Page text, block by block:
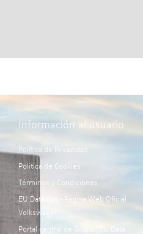
Información al usuario
Política de Privacidad
Política de Cookies
Términos y Condiciones
EU Data Act - Página Web Oficial
Volkswagen
Portal central de Grupo “EU Data